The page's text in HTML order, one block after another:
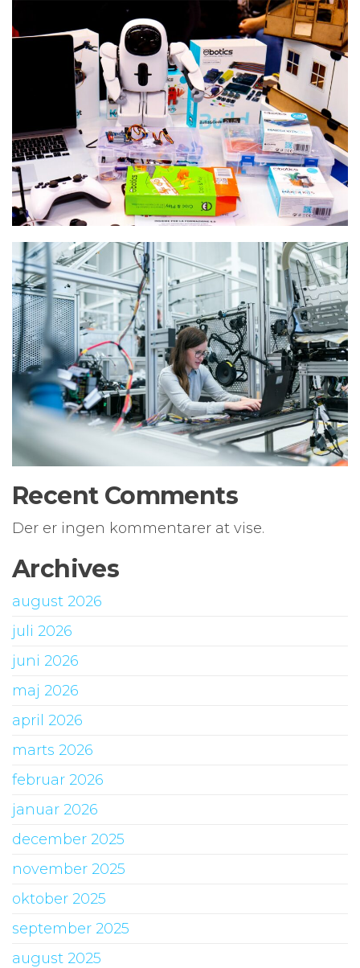
Recent Comments
Der er ingen kommentarer at vise.
Archives
august 2026
juli 2026
juni 2026
maj 2026
april 2026
marts 2026
februar 2026
januar 2026
december 2025
november 2025
oktober 2025
september 2025
august 2025